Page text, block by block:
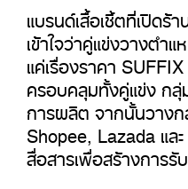
แบรนด์เสื้อเชิ้ตที่เปิดร้
เข้าใจว่าคู่แข่งวางตำแ
แค่เรื่องราคา
ครอบคลุมทั้งคู่แข่ง กลุ่
การผลิต จากนั้นวางก
Shopee, Lazada แ
สื่อสารเพื่อสร้างการรั